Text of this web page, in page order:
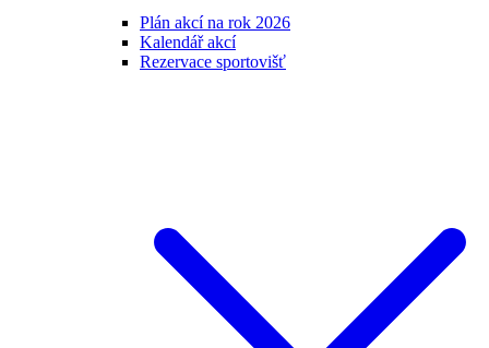
Plán akcí na rok 2026
Kalendář akcí
Rezervace sportovišť